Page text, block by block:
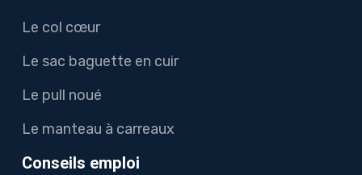
Le col cœur
Le sac baguette en cuir
Le pull noué
Le manteau à carreaux
Conseils emploi